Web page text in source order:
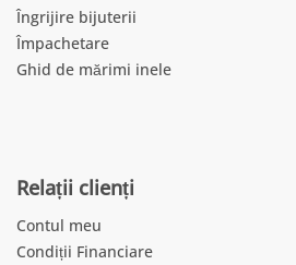
Îngrijire bijuterii
Împachetare
Ghid de mărimi inele
Relații clienți
Contul meu
Condiții Financiare